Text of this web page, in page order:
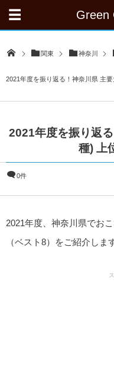
Green
関東 神奈川
2021年度を振り返る！神奈川県 主
2021年度を振り返
種) 上
0件
2021年度、神奈川県でお
（ベスト8）をご紹介しま